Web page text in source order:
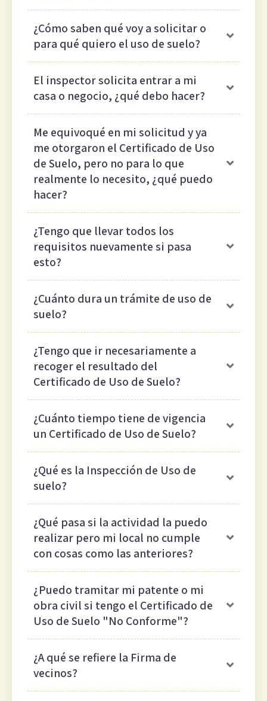
¿Cómo saben qué voy a solicitar o
para qué quiero el uso de suelo?
El inspector solicita entrar a mi
casa o negocio, ¿qué debo hacer?
Me equivoqué en mi solicitud y ya
me otorgaron el Certificado de Uso
de Suelo, pero no para lo que
realmente lo necesito, ¿qué puedo
hacer?
¿Tengo que llevar todos los
requisitos nuevamente si pasa
esto?
¿Cuánto dura un trámite de uso de
suelo?
¿Tengo que ir necesariamente a
recoger el resultado del
Certificado de Uso de Suelo?
¿Cuánto tiempo tiene de vigencia
un Certificado de Uso de Suelo?
¿Qué es la Inspección de Uso de
suelo?
¿Qué pasa si la actividad la puedo
realizar pero mi local no cumple
con cosas como las anteriores?
¿Puedo tramitar mi patente o mi
obra civil si tengo el Certificado de
Uso de Suelo "No Conforme"?
¿A qué se refiere la Firma de
vecinos?